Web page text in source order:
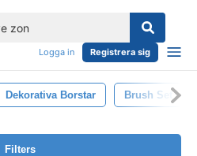
Logga in Registrera sig
Dekorativa Borstar Brush Set
Filters